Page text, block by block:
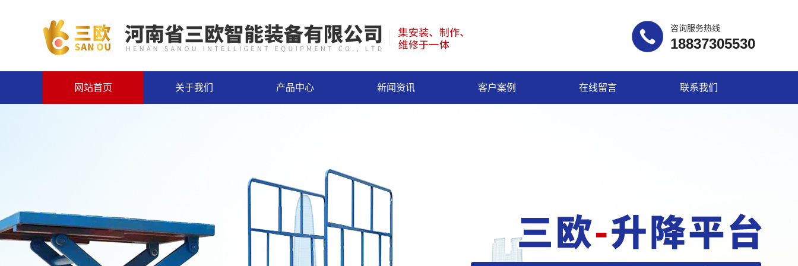
咨询服务热线
18837305530
网站首页 关于我们 产品中心 新闻资讯 客户案例 在线留言 联系我们